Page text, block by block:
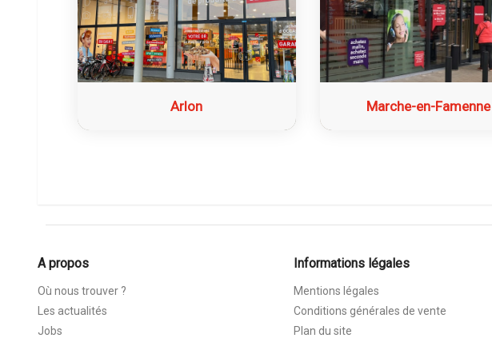
Arlon Marche-en-Famenne
A propos
Où nous trouver ?
Les actualités
Jobs
Informations légales
Mentions légales
Conditions générales de vente
Plan du site